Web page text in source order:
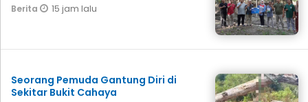
Berita 15 jam lalu
Seorang Pemuda Gantung Diri di
Sekitar Bukit Cahaya